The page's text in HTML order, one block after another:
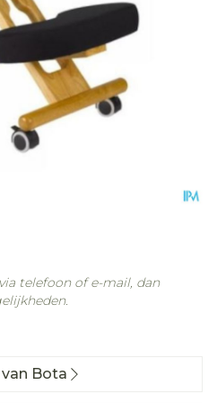
telefoon of e-mail, dan
Bota